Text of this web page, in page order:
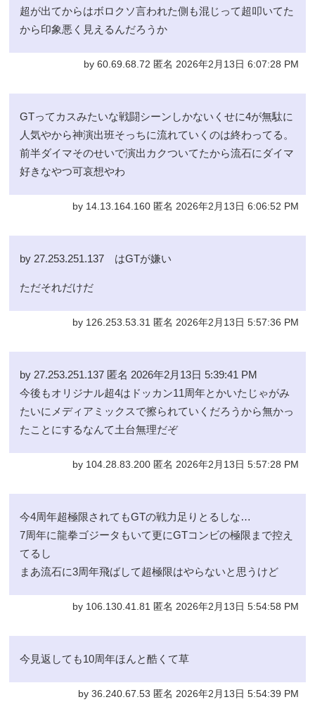
超が出てからはボロクソ言われた側も混じって超叩いてた
から印象悪く見えるんだろうか
by 60.69.68.72 匿名 2026年2月13日 6:07:28 PM
GTってカスみたいな戦闘シーンしかないくせに4が無駄に
人気やから神演出班そっちに流れていくのは終わってる。
前半ダイマそのせいで演出カクついてたから流石にダイマ
好きなやつ可哀想やわ
by 14.13.164.160 匿名 2026年2月13日 6:06:52 PM
by 27.253.251.137 はGTが嫌い
ただそれだけだ
by 126.253.53.31 匿名 2026年2月13日 5:57:36 PM
by 27.253.251.137 匿名 2026年2月13日 5:39:41 PM
今後もオリジナル超4はドッカン11周年とかいたじゃがみ
たいにメディアミックスで擦られていくだろうから無かっ
たことにするなんて土台無理だぞ
by 104.28.83.200 匿名 2026年2月13日 5:57:28 PM
今4周年超極限されてもGTの戦力足りとるしな…
7周年に龍拳ゴジータもいて更にGTコンビの極限まで控え
てるし
まあ流石に3周年飛ばして超極限はやらないと思うけど
by 106.130.41.81 匿名 2026年2月13日 5:54:58 PM
今見返しても10周年ほんと酷くて草
by 36.240.67.53 匿名 2026年2月13日 5:54:39 PM